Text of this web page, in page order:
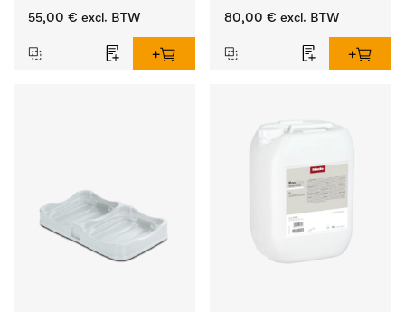
serviesgoed, bestek en
55,00 € excl. BTW
bestek en glazen.
80,00 € excl. BTW